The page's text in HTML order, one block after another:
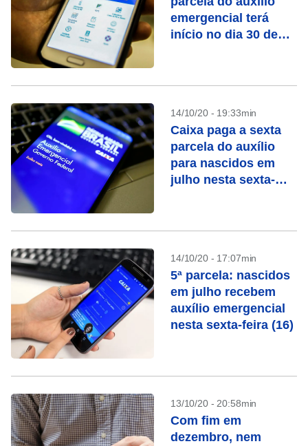
emergencial terá
início no dia 30 de
14/10/20 - 19:33min
Caixa paga a sexta
parcela do auxílio
para nascidos em
julho nesta sexta-
14/10/20 - 17:07min
5ª parcela: nascidos
em julho recebem
auxílio emergencial
nesta sexta-feira (16)
13/10/20 - 20:58min
Com fim em
dezembro, nem